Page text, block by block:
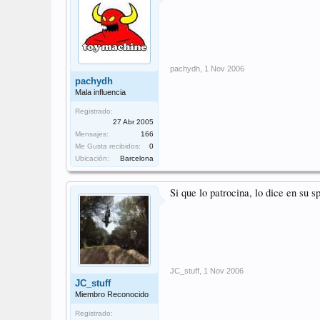
pachydh
Mala influencia
Registrado:
27 Abr 2005
Mensajes:
166
Me Gusta recibidos:
0
Ubicación:
Barcelona
pachydh 1 Nov 2006
JC_stuff
Miembro Reconocido
Registrado:
Si que lo patrocina, lo dice en su
JC_stuff 1 Nov 2006